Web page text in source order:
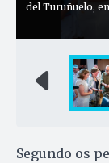
del Turuñuelo,
Segundo os